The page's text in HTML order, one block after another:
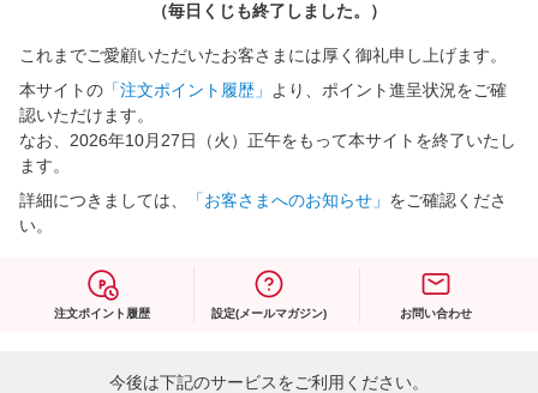
（毎日くじも終了しました。）
これまでご愛顧いただいたお客さまには厚く御礼申し上げます。
本サイトの 「注文ポイント履歴」
より、ポイント進呈状況をご確
認いただけます。
なお、2026年10月27日（火）正午をもって本サイトを終了いたし
ます。
詳細につきましては、
「お客さまへのお知らせ」 をご確認くださ
い。
注文ポイント履歴 設定(メールマガジン) お問い合わせ
今後は下記のサービスをご利用ください。